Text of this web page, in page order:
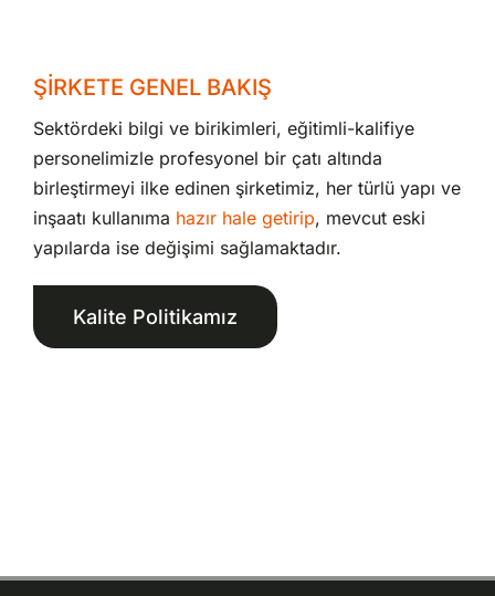
ŞİRKETE GENEL BAKIŞ
Sektördeki bilgi ve birikimleri, eğitimli-kalifiye
personelimizle profesyonel bir çatı altında
birleştirmeyi ilke edinen şirketimiz, her türlü yapı ve
inşaatı kullanıma hazır hale getirip, mevcut eski
yapılarda ise değişimi sağlamaktadır.
Kalite Politikamız